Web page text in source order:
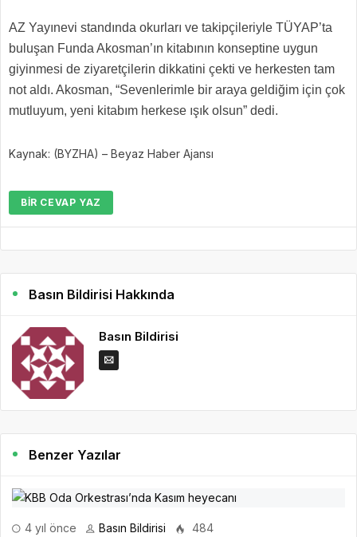
AZ Yayınevi standında okurları ve takipçileriyle TÜYAP’ta
buluşan Funda Akosman’ın kitabının konseptine uygun
giyinmesi de ziyaretçilerin dikkatini çekti ve herkesten tam
not aldı. Akosman, “Sevenlerimle bir araya geldiğim için çok
mutluyum, yeni kitabım herkese ışık olsun” dedi.
Kaynak: (BYZHA) – Beyaz Haber Ajansı
BIR CEVAP YAZ
Basın Bildirisi Hakkında
Basın Bildirisi
Benzer Yazılar
4 yıl önce Basın Bildirisi 484